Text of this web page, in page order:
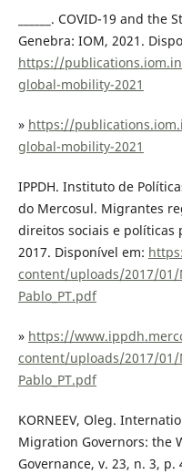
______. COVID-19 and
Genebra: IOM, 2021.
https://
global-mobility-2021
» https://
global-mobility-2021
IPPDH. Instituto de
do Mercosul. Migrantes
direitos sociais e políticas
2017. Disponível em:
content/uploads/2017/
Pablo_PT.pdf
» https://
content/uploads/2017/
Pablo_PT.pdf
KORNEEV, Oleg.
Migration Governors: the
Governance, v. 23, n. 3, p.